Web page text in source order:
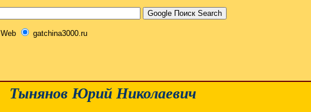
Web gatchina3000.ru
Тынянов Юрий Николаевич